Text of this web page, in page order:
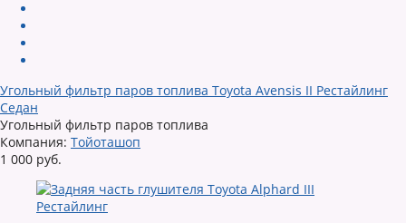
Угольный фильтр паров топлива Toyota Avensis II Рестайлинг
Седан
Угольный фильтр паров топлива
Компания: Тойоташоп
1 000 руб.